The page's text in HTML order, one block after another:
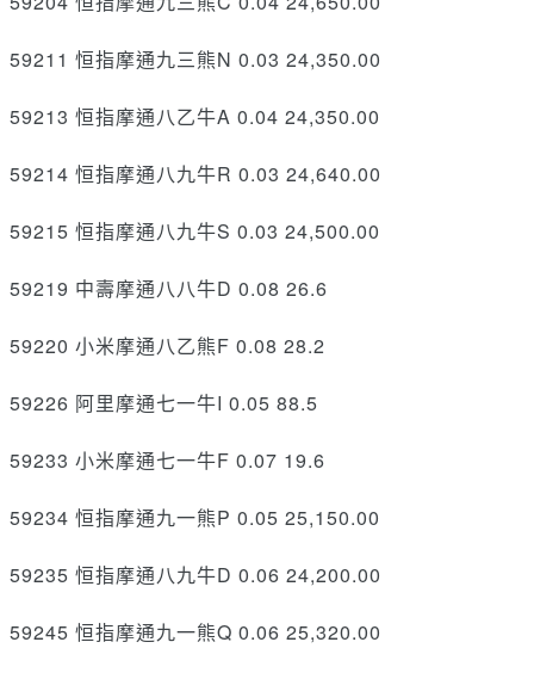
59211 恒指摩通九三熊N 0.03 24,350.00
59213 恒指摩通八乙牛A 0.04 24,350.00
59214 恒指摩通八九牛R 0.03 24,640.00
59215 恒指摩通八九牛S 0.03 24,500.00
59219 中壽摩通八八牛D 0.08 26.6
59220 小米摩通八乙熊F 0.08 28.2
59226 阿里摩通七一牛I 0.05 88.5
59233 小米摩通七一牛F 0.07 19.6
59234 恒指摩通九一熊P 0.05 25,150.00
59235 恒指摩通八九牛D 0.06 24,200.00
59245 恒指摩通九一熊Q 0.06 25,320.00